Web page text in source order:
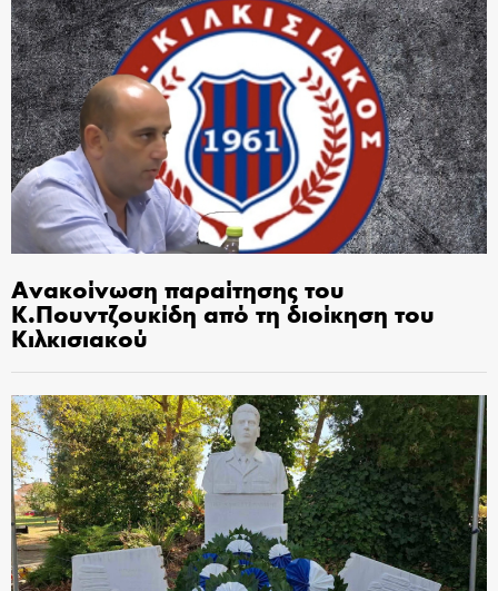
Ανακοίνωση παραίτησης του
Κ.Πουντζουκίδη από τη διοίκηση του
Κιλκισιακού